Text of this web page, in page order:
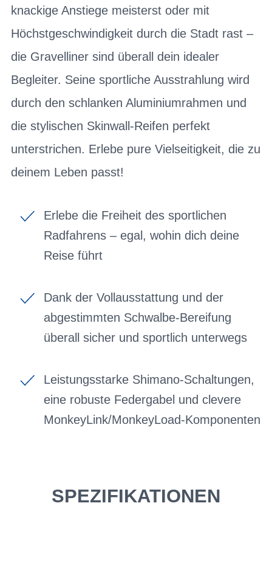
knackige Anstiege meisterst oder mit
Höchstgeschwindigkeit durch die Stadt rast –
die Gravelliner sind überall dein idealer
Begleiter. Seine sportliche Ausstrahlung wird
durch den schlanken Aluminiumrahmen und
die stylischen Skinwall-Reifen perfekt
unterstrichen. Erlebe pure Vielseitigkeit, die zu
deinem Leben passt!
Erlebe die Freiheit des sportlichen
Radfahrens – egal, wohin dich deine
Reise führt
Dank der Vollausstattung und der
abgestimmten Schwalbe-Bereifung
überall sicher und sportlich unterwegs
Leistungsstarke Shimano-Schaltungen,
eine robuste Federgabel und clevere
MonkeyLink/MonkeyLoad-Komponenten
SPEZIFIKATIONEN